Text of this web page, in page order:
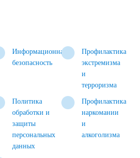
Информационная
безопасность
Профилактика
экстремизма
и
терроризма
Политика
обработки и
защиты
персональных
данных
Профилактика
наркомании
и
алкоголизма